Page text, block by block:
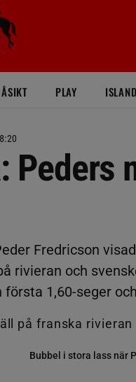
ÅSIKT PLAY ISLAND
Peders
Fredricson
rivieran och
1,60-seger
Bubbel i stora lass när